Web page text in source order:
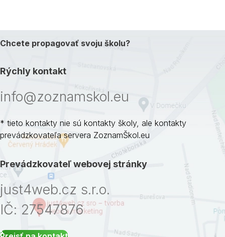
Chcete propagovať svoju školu?
Rýchly kontakt
info@zoznamskol.eu
* tieto kontakty nie sú kontakty školy, ale kontakty
prevádzkovateľa servera ZoznamŠkol.eu
Prevádzkovateľ webovej stránky
just4web.cz s.r.o.
IČ: 27547876